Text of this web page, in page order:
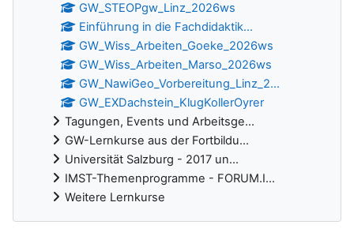
GW_STEOPgw_Linz_2026ws
Einführung in die Fachdidaktik...
GW_Wiss_Arbeiten_Goeke_2026ws
GW_Wiss_Arbeiten_Marso_2026ws
GW_NawiGeo_Vorbereitung_Linz_2...
GW_EXDachstein_KlugKollerOyrer
Tagungen, Events und Arbeitsge...
GW-Lernkurse aus der Fortbildu...
Universität Salzburg - 2017 un...
IMST-Themenprogramme - FORUM.I...
Weitere Lernkurse